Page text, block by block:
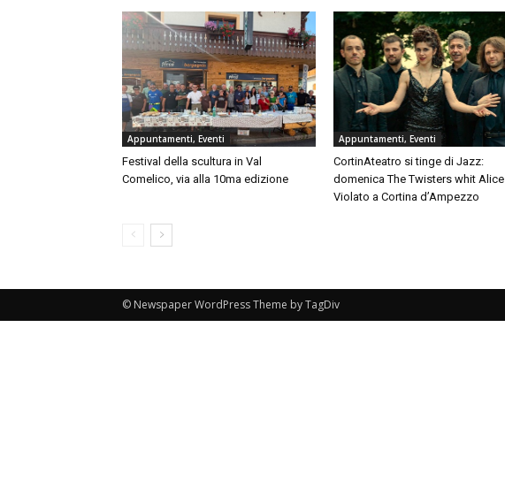
Appuntamenti, Eventi
Festival della scultura in Val
Comelico, via alla 10ma edizione
Appuntamenti, Eventi
CortinAteatro si tinge di Jazz:
domenica The Twisters whit Alice
Violato a Cortina d’Ampezzo
© Newspaper WordPress Theme by TagDiv